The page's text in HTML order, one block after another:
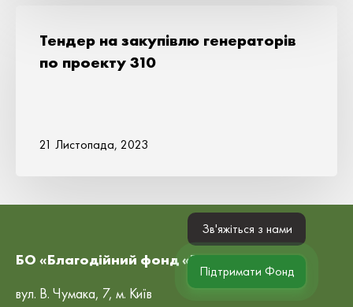
Тендер на закупівлю генераторів
по проекту 310
21 Листопада, 2023
БО «Благодійний фонд «Рокада»
вул. В. Чумака, 7, м. Київ
Зв'яжіться з нами
Підтримати Фонд